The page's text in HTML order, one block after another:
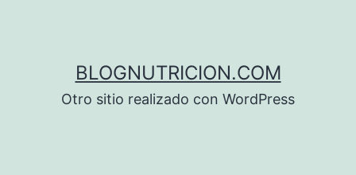
BLOGNUTRICION.COM
Otro sitio realizado con WordPress